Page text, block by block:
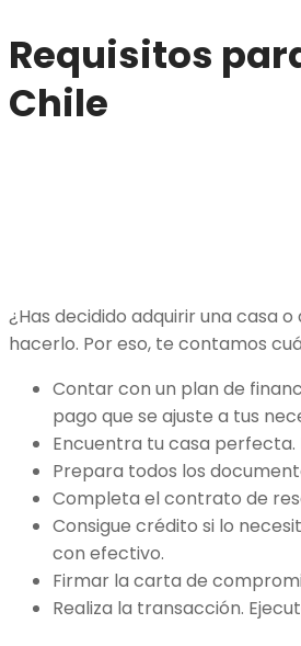
Requisitos
Chile
¿Has decidido adquirir una casa
hacerlo. Por eso, te contamos
Contar con un plan de
pago que se ajuste a tus
Encuentra tu casa perfecta.
Prepara todos los
Completa el contrato de
Consigue crédito si lo
con efectivo.
Firmar la carta de
Realiza la transacción.